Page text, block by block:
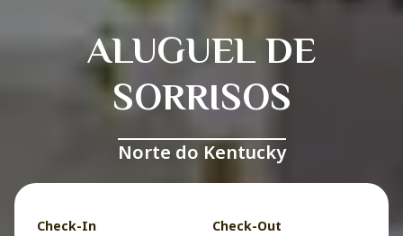
ALUGUEL DE
SORRISOS
Norte do Kentucky
Check-In Check-Out